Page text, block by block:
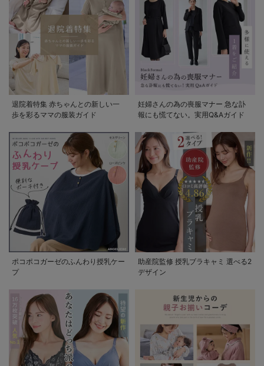
退院着特集 赤ちゃんとの新しい一
歩を彩るママの服装ガイド
妊婦さんの為の喪服マナー 急な訃
報にも慌てない。実用Q&Aガイド
ポコポコガーゼのふんわり授乳ケー
プ
助産院監修 授乳ブラキャミ 選べる2
デザイン